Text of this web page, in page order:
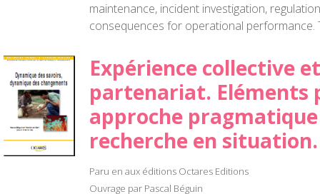
maintenance, incident investigation,
consequences for operational
Expérience collective
partenariat. Eléments
approche
recherche en situation.
Paru en aux éditions Octares Editions
Ouvrage par Pascal Béguin